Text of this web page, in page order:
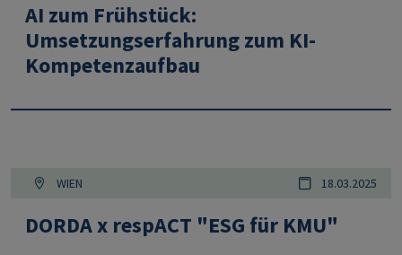
AI zum Frühstück:
Umsetzungserfahrung zum KI-
Kompetenzaufbau
WIEN 18.03.2025
DORDA x respACT "ESG für KMU"